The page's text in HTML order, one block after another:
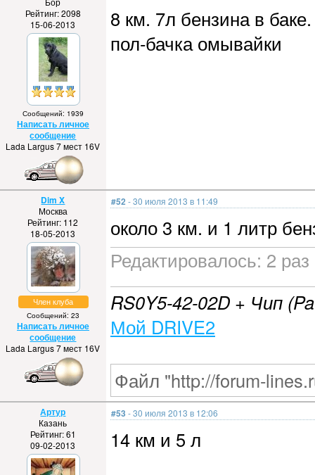
Рейтинг: 2098
15-06-2013
Сообщений: 1939
Написать личное
сообщение
Lada Largus 7 мест 16V
8 км. 7л бензина в баке.
пол-бачка омывайки
Dim X
Москва
Рейтинг: 112
18-05-2013
Член клуба
Сообщений: 23
Написать личное
сообщение
Lada Largus 7 мест 16V
#52 - 30 июля 2013 в 11:49
около 3 км. и 1 литр
Редактировалось: 2
RS0Y5-42-02D + Чип
Мой DRIVE2
Файл "http://forum-
Артур
Казань
Рейтинг: 61
09-02-2013
#53 - 30 июля 2013 в 12:06
14 км и 5 л